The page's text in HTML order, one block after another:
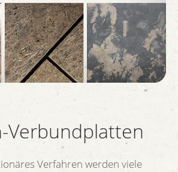
Verbundplatten
Verfahren werden viele